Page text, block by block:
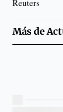
Reuters
Más de